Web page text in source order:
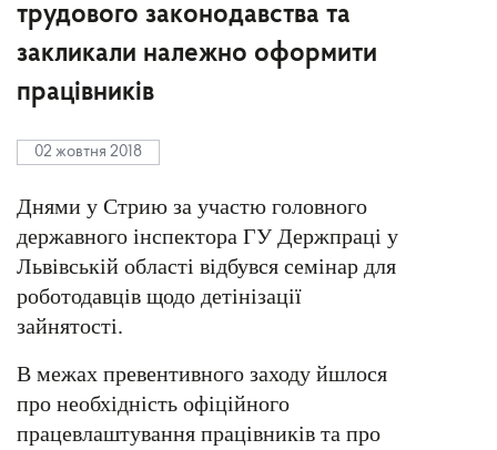
трудового законодавства та
закликали належно оформити
працівників
02 жовтня 2018
Днями у Стрию за участю головного
державного інспектора ГУ Держпраці у
Львівській області відбувся семінар для
роботодавців щодо детінізації
зайнятості.
В межах превентивного заходу йшлося
про необхідність офіційного
працевлаштування працівників та про